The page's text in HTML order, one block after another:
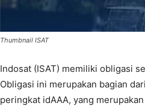
Thumbnail ISAT
Indosat (ISAT) memiliki obligasi
Obligasi ini merupakan bagian
peringkat idAAA, yang